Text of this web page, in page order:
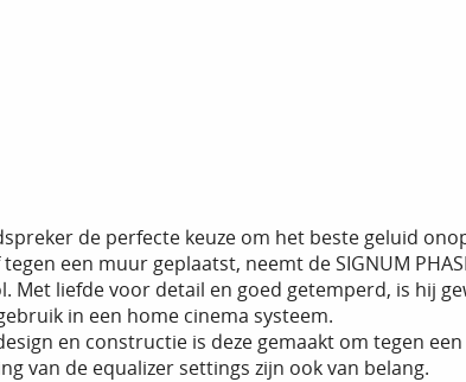
de perfecte keuze om het beste geluid
een muur geplaatst, neemt de SIGNUM
liefde voor detail en goed getemperd, is hij
in een home cinema systeem.
en constructie is deze gemaakt om tegen
van de equalizer settings zijn ook van belang.